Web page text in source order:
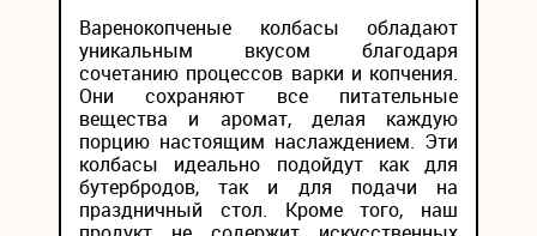
Варенокопченые колбасы обладают
уникальным вкусом благодаря
сочетанию процессов варки и копчения.
Они сохраняют все питательные
вещества и аромат, делая каждую
порцию настоящим наслаждением. Эти
колбасы идеально подойдут как для
бутербродов, так и для подачи на
праздничный стол. Кроме того, наш